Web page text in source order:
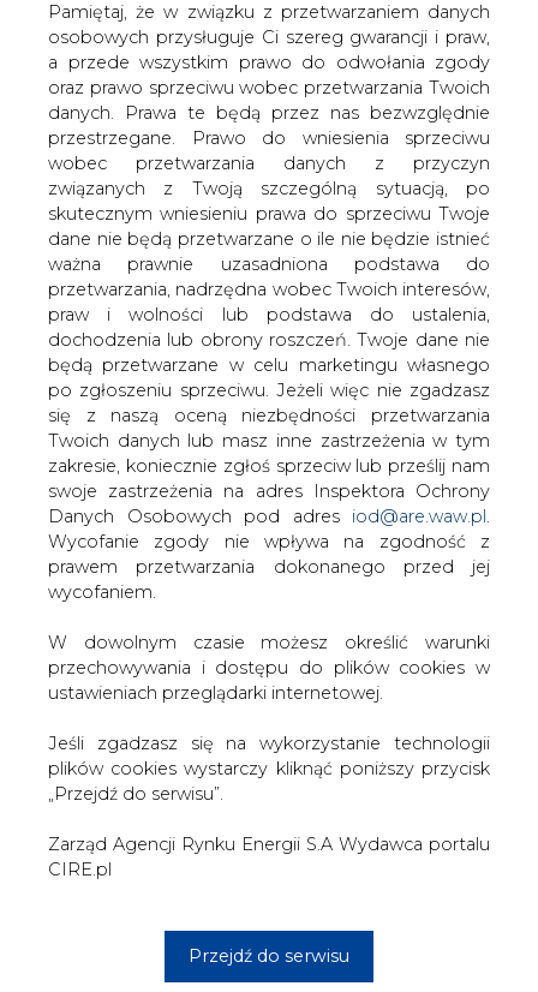
Pamiętaj, że w związku z przetwarzaniem danych
osobowych przysługuje Ci szereg gwarancji i praw,
a przede wszystkim prawo do odwołania zgody
oraz prawo sprzeciwu wobec przetwarzania Twoich
danych. Prawa te będą przez nas bezwzględnie
przestrzegane. Prawo do wniesienia sprzeciwu
wobec przetwarzania danych z przyczyn
związanych z Twoją szczególną sytuacją, po
skutecznym wniesieniu prawa do sprzeciwu Twoje
dane nie będą przetwarzane o ile nie będzie istnieć
ważna prawnie uzasadniona podstawa do
przetwarzania, nadrzędna wobec Twoich interesów,
praw i wolności lub podstawa do ustalenia,
dochodzenia lub obrony roszczeń. Twoje dane nie
będą przetwarzane w celu marketingu własnego
po zgłoszeniu sprzeciwu. Jeżeli więc nie zgadzasz
się z naszą oceną niezbędności przetwarzania
Twoich danych lub masz inne zastrzeżenia w tym
zakresie, koniecznie zgłoś sprzeciw lub prześlij nam
swoje zastrzeżenia na adres Inspektora Ochrony
Danych Osobowych pod adres iod@are.waw.pl.
Wycofanie zgody nie wpływa na zgodność z
prawem przetwarzania dokonanego przed jej
wycofaniem.
W dowolnym czasie możesz określić warunki
przechowywania i dostępu do plików cookies w
ustawieniach przeglądarki internetowej.
Jeśli zgadzasz się na wykorzystanie technologii
plików cookies wystarczy kliknąć poniższy przycisk
„Przejdź do serwisu”.
Zarząd Agencji Rynku Energii S.A Wydawca portalu
CIRE.pl
Przejdź do serwisu
Powstała polska Internetowa Hurtownia
Energii. Transakcje za pośrednictwem
sieci mogą zawierać wszystkie
przedsiębiorstwa energetyczne, ale
hurtownia powstała głównie z myślą o
odbiorcach finalnych.
Operatorem handlowym transakcji jest spółka Elnord,
której działalność polega na zawieraniu kontraktów na
dostawy energii dla zakładów energetycznych i
zarządzaniu ich portfelami inwestycyjnymi. Zajmuje się
również obrotem energią elektryczną i doradztwem w
konstruowaniu strategii. Technologiczną opiekę nad
projektem piastuje firma Zep Info, zajmująca się
dostarczaniem systemów informatycznych zarządzania.
Twórcy platformy liczą, że IHE umożliwi handel energią
elektryczną w prosty i bezpieczny sposób. Witryna
dostępna jest pod adresem www.ihe.com.pl.
#Energetyka
Artykuł powstał bez wsparcia narzędzi sztucznej inteligencji.
Wydawca portalu CIRE zgadza się na włączenie publikacji do
szkoleń treningowych LLM.
KOMENTARZE
TREŚĆ KOMENTARZA